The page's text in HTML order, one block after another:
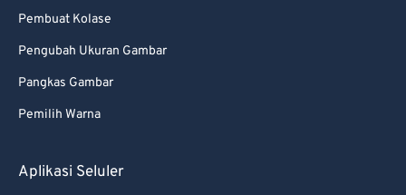
Pembuat Kolase
Pengubah Ukuran Gambar
Pangkas Gambar
Pemilih Warna
Aplikasi Seluler